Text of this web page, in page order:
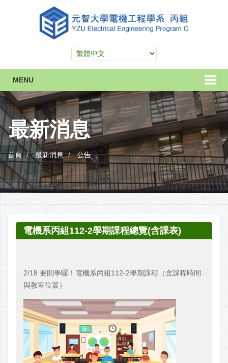
MENU
最新消息
首頁 最新消息 公告
電機系丙組112-2學期課程總覽(含課表)
2/18 要開學囉！電機系丙組112-2學期課程（含課程時間
與教室位置）